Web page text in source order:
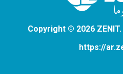
Copyright © 2026
https://